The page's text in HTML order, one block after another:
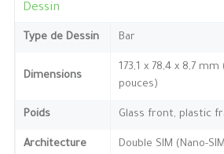
Dessin
Type de Dessin Bar
Dimensions
173,1 x 78,4 x 8,7
pouces)
Poids Glass front, plastic
Architecture
Double SIM (Nano-